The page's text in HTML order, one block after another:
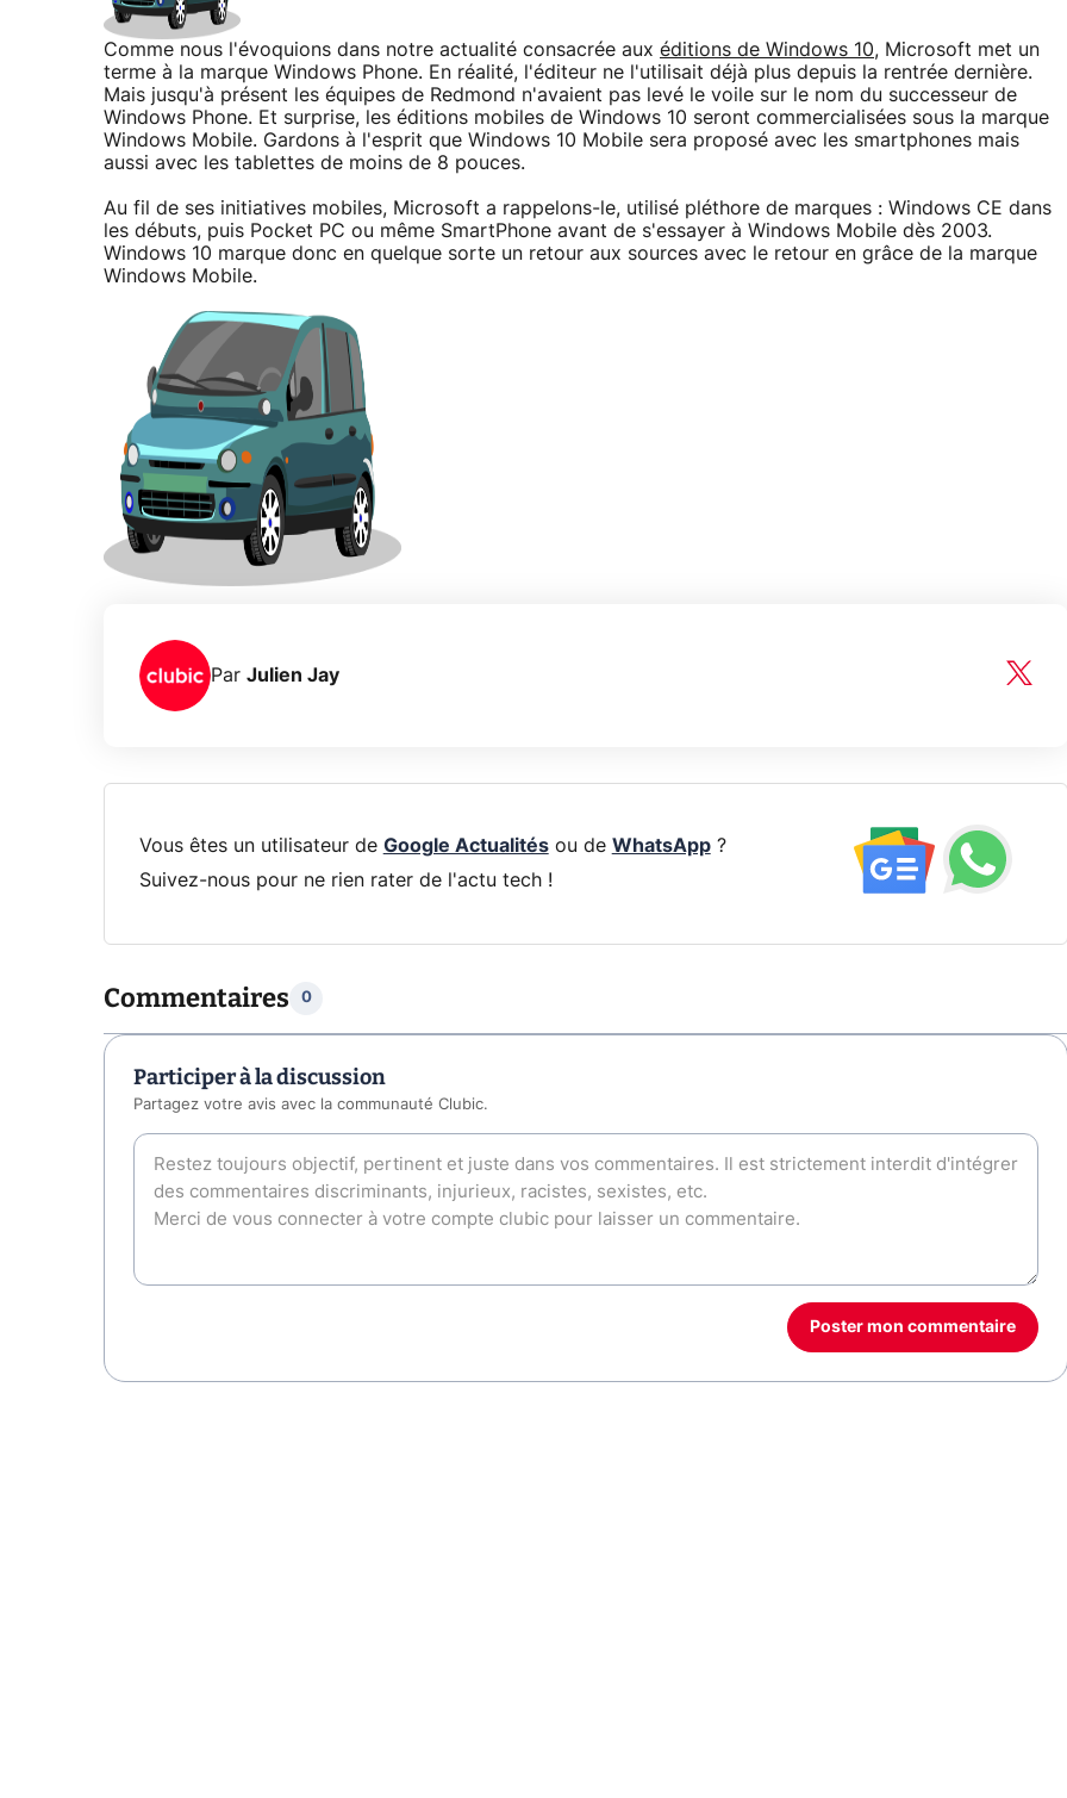
Comme nous l'évoquions dans notre actualité consacrée aux éditions de Windows 10, Microsoft met un
terme à la marque Windows Phone. En réalité, l'éditeur ne l'utilisait déjà plus depuis la rentrée dernière.
Mais jusqu'à présent les équipes de Redmond n'avaient pas levé le voile sur le nom du successeur de
Windows Phone. Et surprise, les éditions mobiles de Windows 10 seront commercialisées sous la marque
Windows Mobile. Gardons à l'esprit que Windows 10 Mobile sera proposé avec les smartphones mais
aussi avec les tablettes de moins de 8 pouces.
Au fil de ses initiatives mobiles, Microsoft a rappelons-le, utilisé pléthore de marques : Windows CE dans
les débuts, puis Pocket PC ou même SmartPhone avant de s'essayer à Windows Mobile dès 2003.
Windows 10 marque donc en quelque sorte un retour aux sources avec le retour en grâce de la marque
Windows Mobile.
Par Julien Jay
Vous êtes un utilisateur de Google Actualitésou de WhatsApp?
Suivez-nous pour ne rien rater de l'actu tech !
Commentaires 0
Participer à la discussion
Partagez votre avis avec la communauté Clubic.
Poster mon commentaire